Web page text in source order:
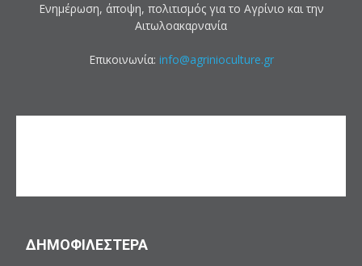
Ενημέρωση, άποψη, πολιτισμός για το Αγρίνιο και την
Αιτωλοακαρνανία
Επικοινωνία: info@agrinioculture.gr
ΔΗΜΟΦΙΛΕΣΤΕΡΑ